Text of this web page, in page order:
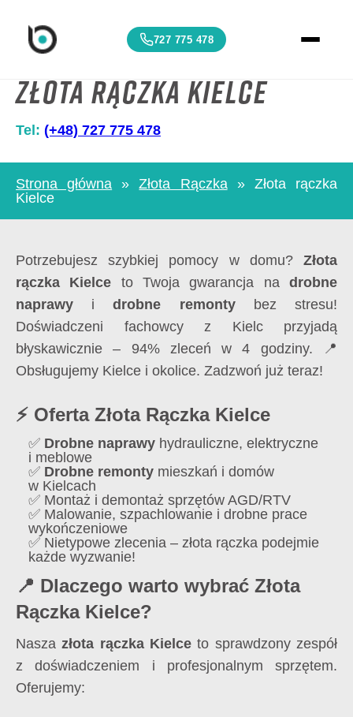
727 775 478
Złota rączka Kielce
Tel: (+48) 727 775 478
Strona główna »Złota Rączka» Złota rączka
Kielce
Potrzebujesz szybkiej pomocy w domu? Złota
rączka Kielce to Twoja gwarancja nadrobne
naprawy idrobne remontybez stresu!
Doświadczeni fachowcy z Kielc przyjadą
błyskawicznie – 94% zleceń w 4 godziny. 📍
Obsługujemy Kielce i okolice. Zadzwoń już teraz!
⚡ Oferta Złota Rączka Kielce
✅ Drobne naprawy hydrauliczne, elektryczne
i meblowe
✅ Drobne remonty mieszkań i domów
w Kielcach
✅ Montaż i demontaż sprzętów AGD/RTV
✅ Malowanie, szpachlowanie i drobne prace
wykończeniowe
✅ Nietypowe zlecenia – złota rączka podejmie
każde wyzwanie!
📍 Dlaczego warto wybrać Złota
Rączka Kielce?
Naszazłota rączka Kielce to sprawdzony zespół
z doświadczeniem i profesjonalnym sprzętem.
Oferujemy: